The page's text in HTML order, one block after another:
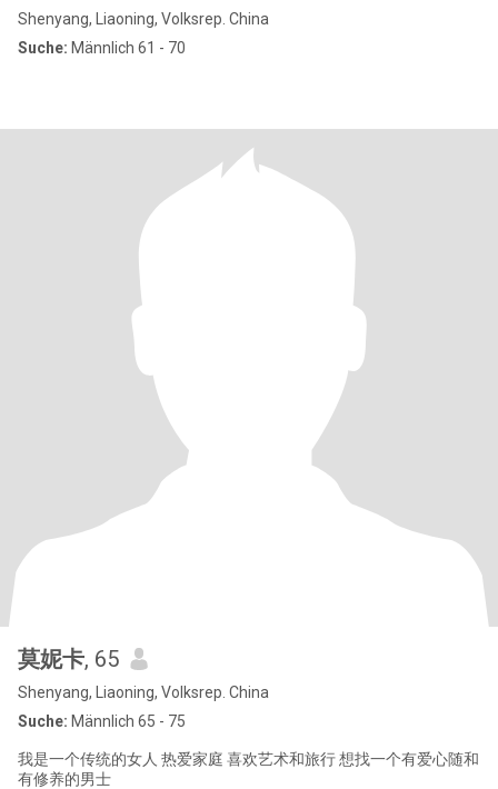
Shenyang, Liaoning, Volksrep. China
Suche: Männlich 61 - 70
莫妮卡, 65
Shenyang, Liaoning, Volksrep. China
Suche: Männlich 65 - 75
我是一个传统的女人 热爱家庭 喜欢艺术和旅行 想找一个有爱心随和
有修养的男士